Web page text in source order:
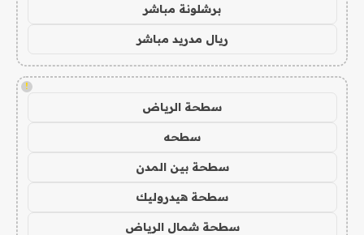
برشلونة مباشر
ريال مدريد مباشر
!
سطحة الرياض
سطحه
سطحة بين المدن
سطحة هيدروليك
سطحة شمال الرياض